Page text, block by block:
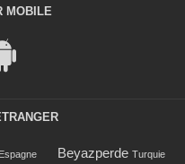
MOBILE
Espagne Beyazperde Turquie